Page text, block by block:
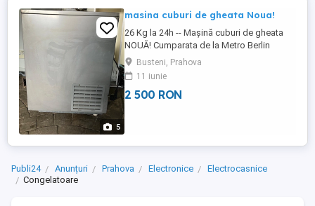
5
masina cuburi de gheata Noua!
26 Kg la 24h -- Mașină cuburi de gheata
NOUĂ! Cumparata de la Metro Berlin
Germania. Poate fi vazuta ridicata
Bucuresti sct.3-Mc'Donald Dristor
Busteni, Prahova
11 iunie
2 500 RON
Publi24 Anunțuri Prahova Electronice
Electrocasnice
Congelatoare